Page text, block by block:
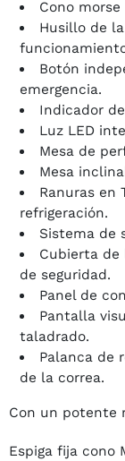
Cono morse
Husillo de
Botón
emergencia.
Indicador
Luz LED
Mesa de
Mesa
Ranuras en
refrigeración.
Sistema de
Cubierta
de seguridad.
Panel de
Pantalla
taladrado.
Palanca de
de la correa.
Con un potente
Espiga fija cono